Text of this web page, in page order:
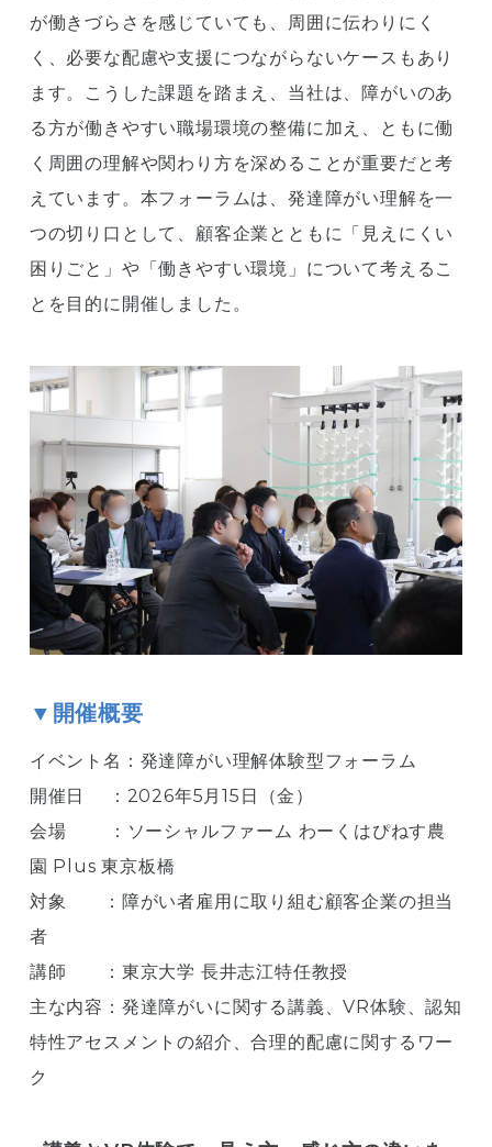
が働きづらさを感じていても、周囲に伝わりにく
く、必要な配慮や支援につながらないケースもあり
ます。こうした課題を踏まえ、当社は、障がいのあ
る方が働きやすい職場環境の整備に加え、ともに働
く周囲の理解や関わり方を深めることが重要だと考
えています。本フォーラムは、発達障がい理解を一
つの切り口として、顧客企業とともに「見えにくい
困りごと」や「働きやすい環境」について考えるこ
とを目的に開催しました。
▼開催概要
イベント名：発達障がい理解体験型フォーラム
開催日 ：2026年5月15日（金）
会場 ：ソーシャルファーム わーくはぴねす農
園 Plus 東京板橋
対象 ：障がい者雇用に取り組む顧客企業の担当
者
講師 ：東京大学 長井志江特任教授
主な内容：発達障がいに関する講義、VR体験、認知
特性アセスメントの紹介、合理的配慮に関するワー
ク